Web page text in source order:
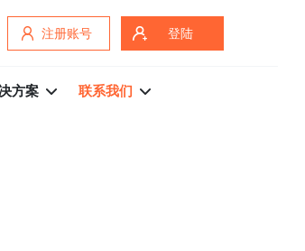
注册账号 登陆
方案 联系我们